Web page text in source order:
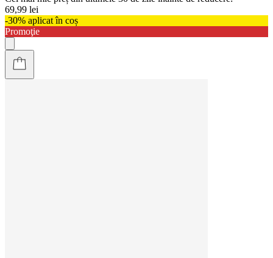
69,99 lei
-30% aplicat în coș
Promoţie